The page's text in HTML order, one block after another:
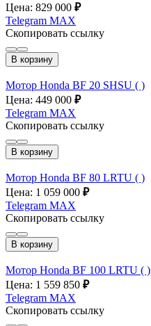
Цена: 829 000 ₽
Telegram MAX
Скопировать ссылку
В корзину
Мотор Honda BF 20 SHSU ( )
Цена: 449 000 ₽
Telegram MAX
Скопировать ссылку
В корзину
Мотор Honda BF 80 LRTU ( )
Цена: 1 059 000 ₽
Telegram MAX
Скопировать ссылку
В корзину
Мотор Honda BF 100 LRTU ( )
Цена: 1 559 850 ₽
Telegram MAX
Скопировать ссылку